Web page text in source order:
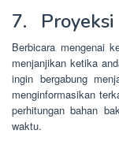
7. Proyeksi
Berbicara mengenai
menjanjikan ketika
ingin bergabung
menginformasikan
perhitungan bahan
waktu.